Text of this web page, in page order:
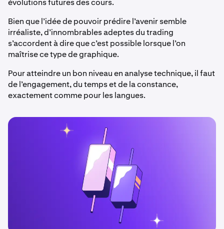
évolutions futures des cours.
Bien que l’idée de pouvoir prédire l’avenir semble
irréaliste, d’innombrables adeptes du trading
s’accordent à dire que c’est possible lorsque l’on
maîtrise ce type de graphique.
Pour atteindre un bon niveau en analyse technique, il faut
de l’engagement, du temps et de la constance,
exactement comme pour les langues.